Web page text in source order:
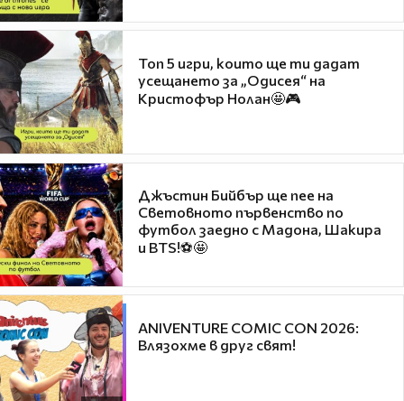
Топ 5 игри, които ще ти дадат
усещането за „Одисея“ на
Кристофър Нолан🤩🎮
Джъстин Бийбър ще пее на
Световното първенство по
футбол заедно с Мадона, Шакира
и BTS!⚽🤩
ANIVENTURE COMIC CON 2026:
Влязохме в друг свят!